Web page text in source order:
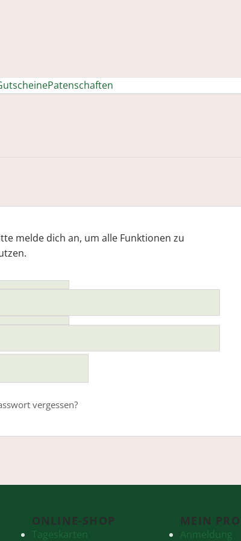
Patenschaften
melde dich an, um alle Funktionen zu
vergessen?
ONLINE-SHOP
Tageskarten
MEIN
Anmeldung